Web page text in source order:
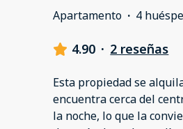
Apartamento · 4
4.90 · 2 reseñas
Esta propiedad se
encuentra cerca del
la noche, lo que la